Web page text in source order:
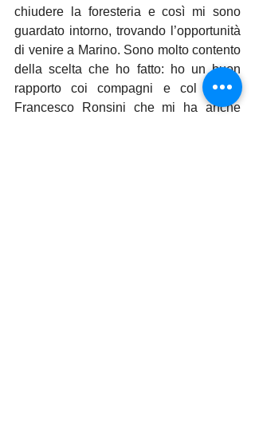
chiudere la foresteria e così mi sono
guardato intorno, trovando l’opportunità
di venire a Marino. Sono molto contento
della scelta che ho fatto: ho un buon
rapporto coi compagni e col coach
Francesco Ronsini che mi ha anche